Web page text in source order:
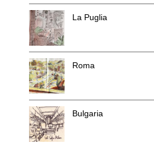
La Puglia
Roma
Bulgaria